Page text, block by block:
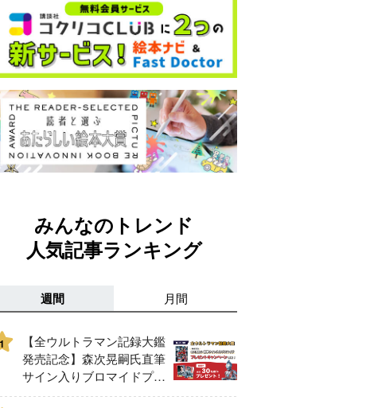
みんなのトレンド
人気記事ランキング
週間 月間
1
【全ウルトラマン記録大鑑
発売記念】森次晃嗣氏直筆
サイン入りブロマイドプレ
ゼントキャンペーン開催！